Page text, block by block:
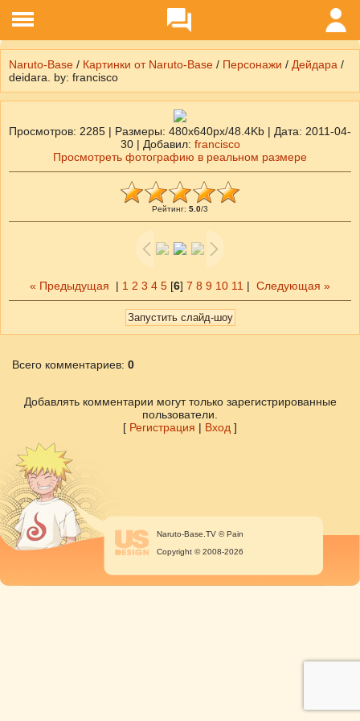
Naruto-Base / Картинки от Naruto-Base / Персонажи / Дейдара /
deidara. by: francisco
Просмотров: 2285 | Размеры: 480x640px/48.4Kb | Дата: 2011-04-
30 | Добавил: francisco
Просмотреть фотографию в реальном размере
Рейтинг: 5.0/3
« Предыдущая | 1 2 3 4 5 [6] 7 8 9 10 11 | Следующая »
Всего комментариев: 0
Добавлять комментарии могут только зарегистрированные
пользователи.
[ Регистрация | Вход ]
Naruto-Base.TV © Pain
Copyright © 2008-2026